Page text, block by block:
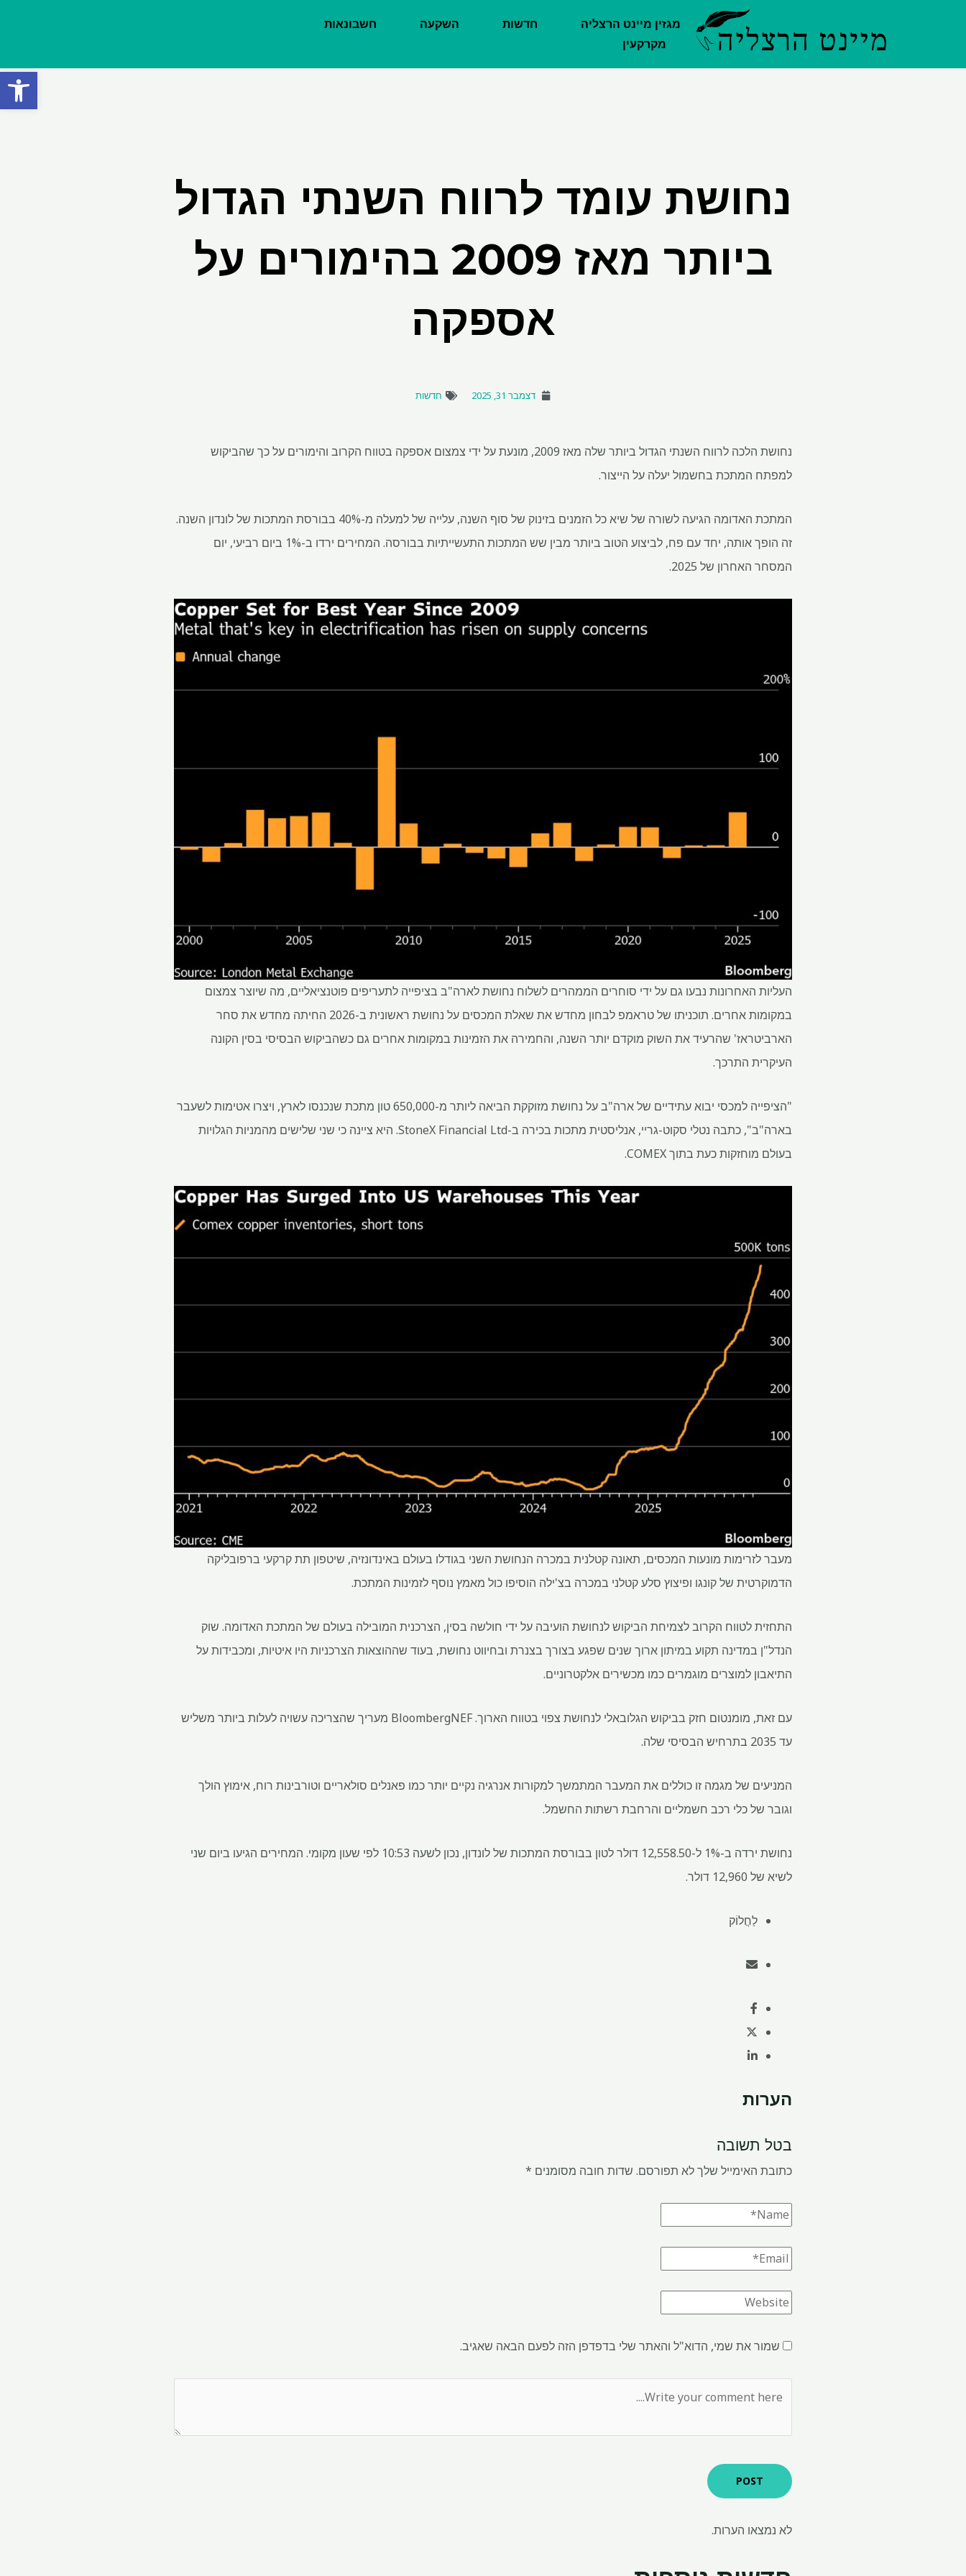
פתח
מגזין מיינט הרצליה חדשות השקעה
חשבונאות
מקרקעין
נחושת עומד לרווח השנתי הגדול
ביותר מאז 2009 בהימורים על
אספקה
דצמבר 31, 2025 חדשות
נחושת הלכה לרווח השנתי הגדול ביותר שלה מאז 2009, מונעת על ידי צמצום אספקה ​​בטווח הקרוב והימורים על כך שהביקוש
למפתח המתכת בחשמול יעלה על הייצור.
המתכת האדומה הגיעה לשורה של שיא כל הזמנים בזינוק של סוף השנה, עלייה של למעלה מ-40% בבורסת המתכות של לונדון השנה.
זה הופך אותה, יחד עם פח, לביצוע הטוב ביותר מבין שש המתכות התעשייתיות בבורסה. המחירים ירדו ב-1% ביום רביעי, יום
המסחר האחרון של 2025.
העליות האחרונות נבעו גם על ידי סוחרים הממהרים לשלוח נחושת לארה"ב בציפייה לתעריפים פוטנציאליים, מה שיוצר צמצום
במקומות אחרים. תוכניתו של טראמפ לבחון מחדש את שאלת המכסים על נחושת ראשונית ב-2026 החיתה מחדש את סחר
הארביטראז' שהרעיד את השוק מוקדם יותר השנה, והחמירה את הזמינות במקומות אחרים גם כשהביקוש הבסיסי בסין הקונה
העיקרית התרכך.
"הציפייה למכסי יבוא עתידיים של ארה"ב על נחושת מזוקקת הביאה ליותר מ-650,000 טון מתכת שנכנסו לארץ, ויצרו אטימות לשעבר
בארה"ב", כתבה נטלי סקוט-גריי, אנליסטית מתכות בכירה ב-StoneX Financial Ltd. היא ציינה כי שני שלישים מהמניות הגלויות
בעולם מוחזקות כעת בתוך COMEX.
מעבר לזרימות מונעות המכסים, תאונה קטלנית במכרה הנחושת השני בגודלו בעולם באינדונזיה, שיטפון תת קרקעי ברפובליקה
הדמוקרטית של קונגו ופיצוץ סלע קטלני במכרה בצ'ילה הוסיפו כול מאמץ נוסף לזמינות המתכת.
התחזית לטווח הקרוב לצמיחת הביקוש לנחושת הועיבה על ידי חולשה בסין, הצרכנית המובילה בעולם של המתכת האדומה. שוק
הנדל"ן במדינה תקוע במיתון ארוך שנים שפגע בצורך בצנרת ובחיווט נחושת, בעוד שההוצאות הצרכניות היו איטיות, ומכבידות על
התיאבון למוצרים מוגמרים כמו מכשירים אלקטרוניים.
עם זאת, מומנטום חזק בביקוש הגלובאלי לנחושת צפוי בטווח הארוך. BloombergNEF מעריך שהצריכה עשויה לעלות ביותר משליש
עד 2035 בתרחיש הבסיסי שלה.
המניעים של מגמה זו כוללים את המעבר המתמשך למקורות אנרגיה נקיים יותר כמו פאנלים סולאריים וטורבינות רוח, אימוץ הולך
וגובר של כלי רכב חשמליים והרחבת רשתות החשמל.
נחושת ירדה ב-1% ל-12,558.50 דולר לטון בבורסת המתכות של לונדון, נכון לשעה 10:53 לפי שעון מקומי. המחירים הגיעו ביום שני
לשיא של 12,960 דולר.
לַחֲלוֹק
הערות
בטל תשובה
כתובת האימייל שלך לא תפורסם. שדות חובה מסומנים *
שמור את שמי, הדוא"ל והאתר שלי בדפדפן הזה לפעם הבאה שאגיב.
לא נמצאו הערות.